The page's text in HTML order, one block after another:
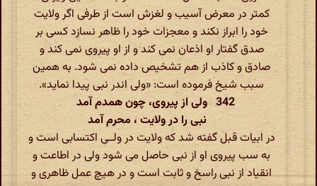
کمتر در معرض آسیب و لغزش است از طرفی اگر ولایت
خود را ابراز نکند و معجزات خود را ظاهر نسازد کسی بر
صدق گفتار او اذعان نمی کند و از او پیروی نمی کند و
صادق و کاذب از هم تشخیص داده نمی شود. به همین
سبب شیخ فرموده است: «ولی اندر نبی پیدا نماید».
342 ولی از پیروی، چون همدم آمد
نبی را در ولایت ، محرم آمد
در ابیات قبل گفته شد که ولایت در ولــی اکتسابی است و
به سب پیروی او از نبی حاصل می شود ولی در اطاعت و
انقیاد از نبی راسخ و ثابت است و در هیچ عمل ظاهری و